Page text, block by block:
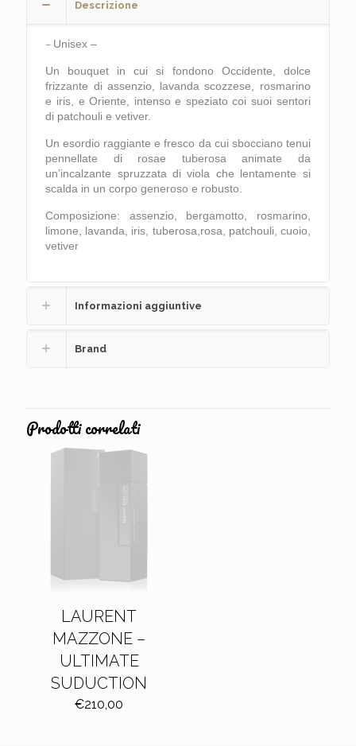
Descrizione
– Unisex –
Un bouquet in cui si fondono Occidente, dolce
frizzante di assenzio, lavanda scozzese, rosmarino
e iris, e Oriente, intenso e speziato coi suoi sentori
di patchouli e vetiver.
Un esordio raggiante e fresco da cui sbocciano tenui
pennellate di rosae tuberosa animate da
un’incalzante spruzzata di viola che lentamente si
scalda in un corpo generoso e robusto.
Composizione: assenzio, bergamotto, rosmarino,
limone, lavanda, iris, tuberosa,rosa, patchouli, cuoio,
vetiver
Informazioni aggiuntive
Brand
Prodotti correlati
LAURENT
MAZZONE –
ULTIMATE
SUDUCTION
€210,00